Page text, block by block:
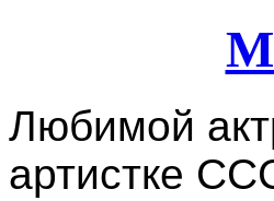
Любимой
артистке